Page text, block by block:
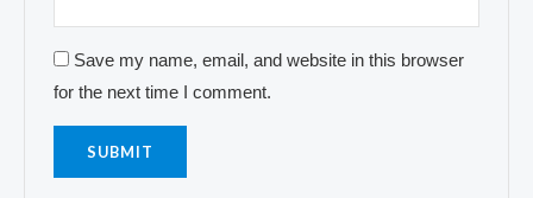
Save my name, email, and website in this browser
for the next time I comment.